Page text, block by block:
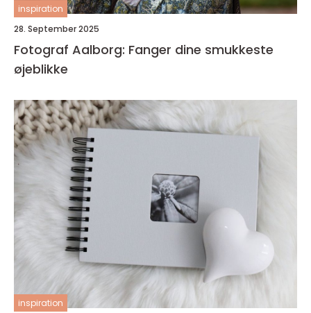
inspiration
28. September 2025
Fotograf Aalborg: Fanger dine smukkeste
øjeblikke
inspiration